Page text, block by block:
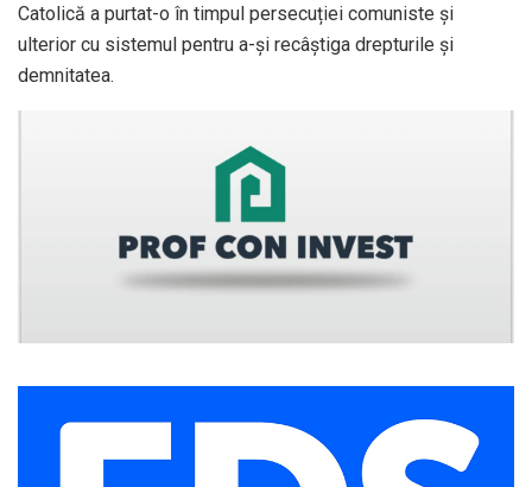
Catolică a purtat-o în timpul persecuției comuniste și
ulterior cu sistemul pentru a-și recâștiga drepturile și
demnitatea.